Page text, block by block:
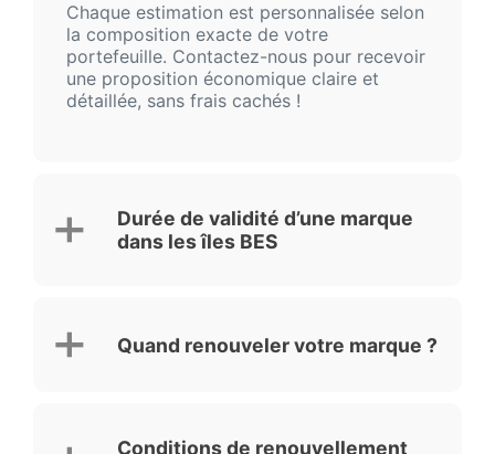
Chaque estimation est personnalisée selon
la composition exacte de votre
portefeuille. Contactez-nous pour recevoir
une proposition économique claire et
détaillée, sans frais cachés !
Durée de validité d’une marque
dans les îles BES
Quand renouveler votre marque ?
Conditions de renouvellement